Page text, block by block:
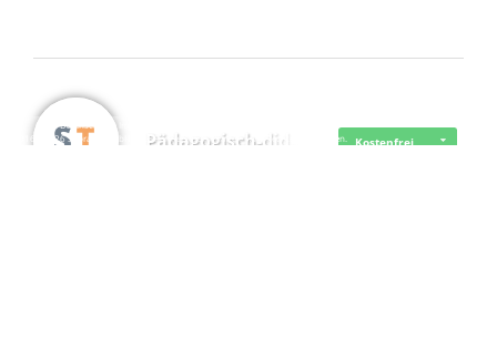
Pädagogisch-did… Kostenfrei
· ·Datenschutz ·
© 2016 - 2026 SupraTix GmbH oder Partnergesellschaften - Alle Rechte vorbehalten.